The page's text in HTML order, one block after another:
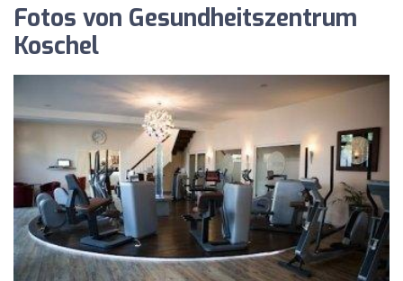
Fotos von Gesundheitszentrum
Koschel